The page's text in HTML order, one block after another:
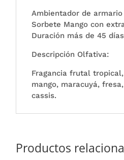
Ambientador de
Sorbete Mango con
Duración más de 45
Descripción Olfativa:
Fragancia frutal
mango, maracuyá,
cassis.
Productos